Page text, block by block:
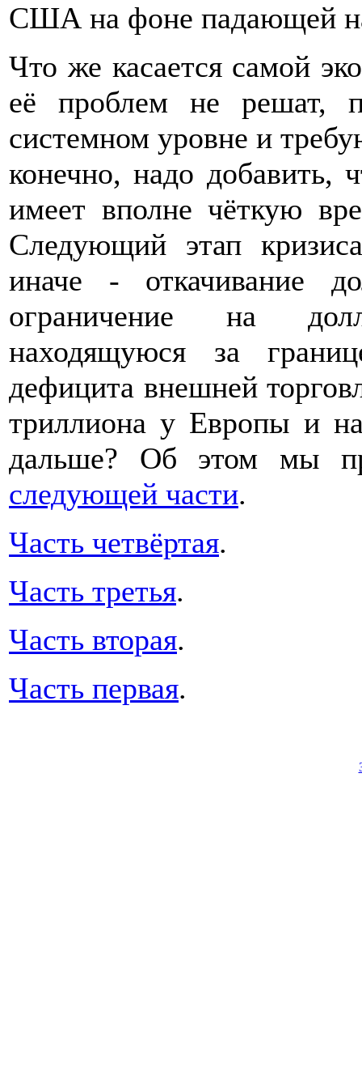
США на фоне падающей
Что же касается самой
её проблем не решат,
системном уровне и
конечно, надо добавить,
имеет вполне чёткую
Следующий этап
иначе - откачивание
ограничение на
находящуюся за
дефицита внешней
триллиона у Европы и
дальше? Об этом мы
следующей части.
Часть четвёртая.
Часть третья.
Часть вторая.
Часть первая.